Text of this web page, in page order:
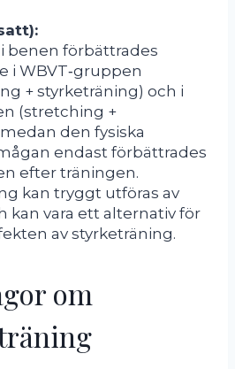
benen förbättrades
i WBVT‑gruppen
+ styrketräning) och i
(stretching +
den fysiska
endast förbättrades
efter träningen.
kan tryggt utföras av
kan vara ett alternativ för
av styrketräning.
om